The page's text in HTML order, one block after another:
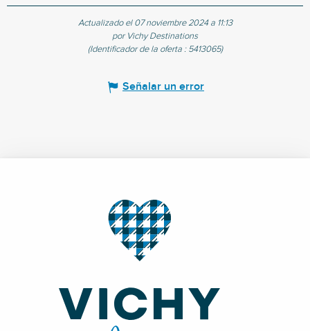
Actualizado el 07 noviembre 2024 a 11:13
por Vichy Destinations
(Identificador de la oferta : 5413065)
Señalar un error